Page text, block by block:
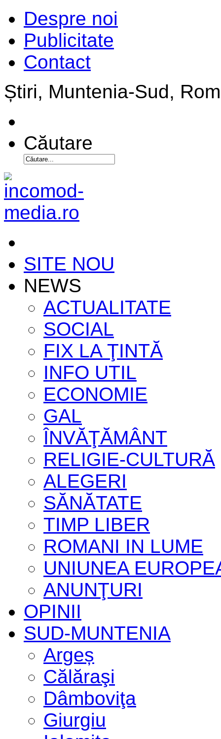
Despre noi
Publicitate
Contact
Știri, Muntenia-Sud,
Căutare
SITE NOU
NEWS
ACTUALITATE
SOCIAL
FIX LA ŢINTĂ
INFO UTIL
ECONOMIE
GAL
ÎNVĂŢĂMÂNT
RELIGIE-CULTURĂ
ALEGERI
SĂNĂTATE
TIMP LIBER
ROMANI IN LUME
UNIUNEA
ANUNŢURI
OPINII
SUD-MUNTENIA
Argeș
Călăraşi
Dâmboviţa
Giurgiu